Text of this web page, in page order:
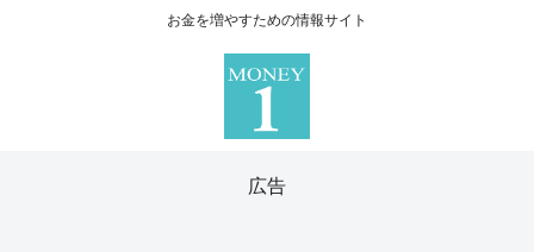
お金を増やすための情報サイト
広告